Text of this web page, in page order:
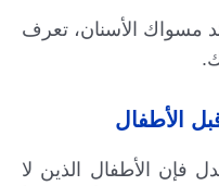
مسواك الأسنان، تعرف
فإن الأطفال الذين لا